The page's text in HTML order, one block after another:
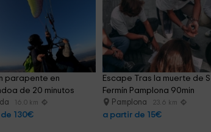
parapente en
de 20 minutos
16.0 km
130€
Escape Tras la muerte de
Fermín Pamplona 90min
Pamplona 23.6 km
a partir de 15€